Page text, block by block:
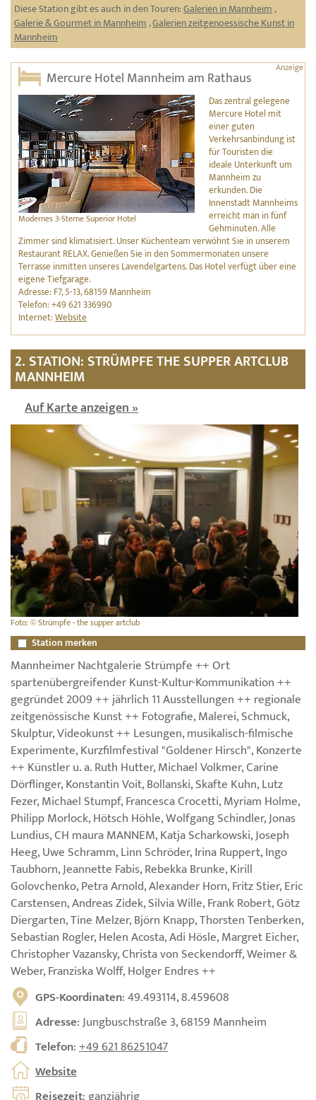
Diese Station gibt es auch in den Touren:Galerien in Mannheim,
Galerie & Gourmet in Mannheim,Galerien zeitgenoessische Kunst in
Mannheim
Mercure Hotel Mannheim am Rathaus
Modernes 3-Sterne Superior Hotel
Das zentral gelegene
Mercure Hotel mit
einer guten
Verkehrsanbindung ist
für Touristen die
ideale Unterkunft um
Mannheim zu
erkunden. Die
Innenstadt Mannheims
erreicht man in fünf
Gehminuten. Alle
Zimmer sind klimatisiert. Unser Küchenteam verwöhnt Sie in unserem
Restaurant RELAX. Genießen Sie in den Sommermonaten unsere
Terrasse inmitten unseres Lavendelgartens. Das Hotel verfügt über eine
eigene Tiefgarage.
Adresse: F7, 5-13, 68159 Mannheim
Telefon: +49 621 336990
Internet:Website
2. STATION: STRÜMPFE THE SUPPER ARTCLUB
MANNHEIM
Auf Karte anzeigen »
Foto: © Strümpfe - the supper artclub
Station merken
Mannheimer Nachtgalerie Strümpfe ++ Ort
spartenübergreifender Kunst-Kultur-Kommunikation ++
gegründet 2009 ++ jährlich 11 Ausstellungen ++ regionale
zeitgenössische Kunst ++ Fotografie, Malerei, Schmuck,
Skulptur, Videokunst ++ Lesungen, musikalisch-filmische
Experimente, Kurzfilmfestival "Goldener Hirsch", Konzerte
++ Künstler u. a. Ruth Hutter, Michael Volkmer, Carine
Dörflinger, Konstantin Voit, Bollanski, Skafte Kuhn, Lutz
Fezer, Michael Stumpf, Francesca Crocetti, Myriam Holme,
Philipp Morlock, Hötsch Höhle, Wolfgang Schindler, Jonas
Lundius, CH maura MANNEM, Katja Scharkowski, Joseph
Heeg, Uwe Schramm, Linn Schröder, Irina Ruppert, Ingo
Taubhorn, Jeannette Fabis, Rebekka Brunke, Kirill
Golovchenko, Petra Arnold, Alexander Horn, Fritz Stier, Eric
Carstensen, Andreas Zidek, Silvia Wille, Frank Robert, Götz
Diergarten, Tine Melzer, Björn Knapp, Thorsten Tenberken,
Sebastian Rogler, Helen Acosta, Adi Hösle, Margret Eicher,
Christopher Vazansky, Christa von Seckendorff, Weimer &
Weber, Franziska Wolff, Holger Endres ++
GPS-Koordinaten: 49.493114, 8.459608
Adresse: Jungbuschstraße 3, 68159 Mannheim
Telefon:+49 621 86251047
Website